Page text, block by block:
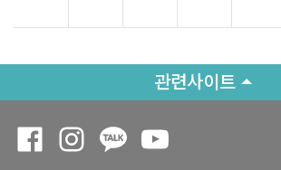
관련사이트
Opens a new window
Opens a new window
Opens a new window